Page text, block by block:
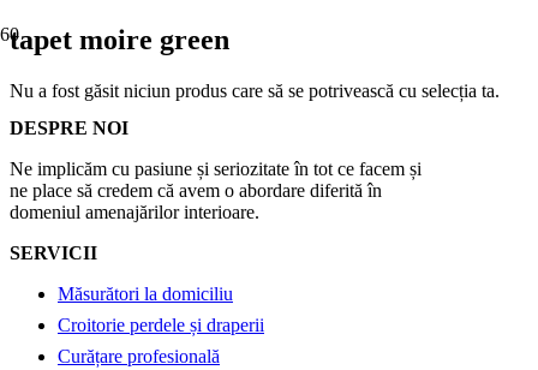
tapet moire green
Nu a fost găsit niciun produs care să se potrivească cu selecția ta.
DESPRE NOI
Ne implicăm cu pasiune și seriozitate în tot ce facem și
ne place să credem că avem o abordare diferită în
domeniul amenajărilor interioare.
SERVICII
Măsurători la domiciliu
Croitorie perdele și draperii
Curățare profesională